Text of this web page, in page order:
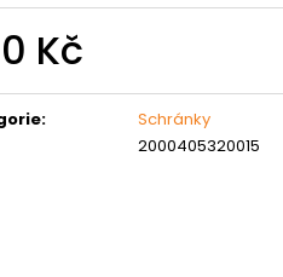
Kč
:
Schránky
2000405320015
PODLOŽKA PÉROVÁ